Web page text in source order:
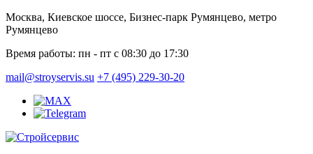
Москва, Киевское шоссе, Бизнес-парк Румянцево, метро
Румянцево
Время работы: пн - пт с 08:30 до 17:30
mail@stroyservis.su +7 (495) 229-30-20